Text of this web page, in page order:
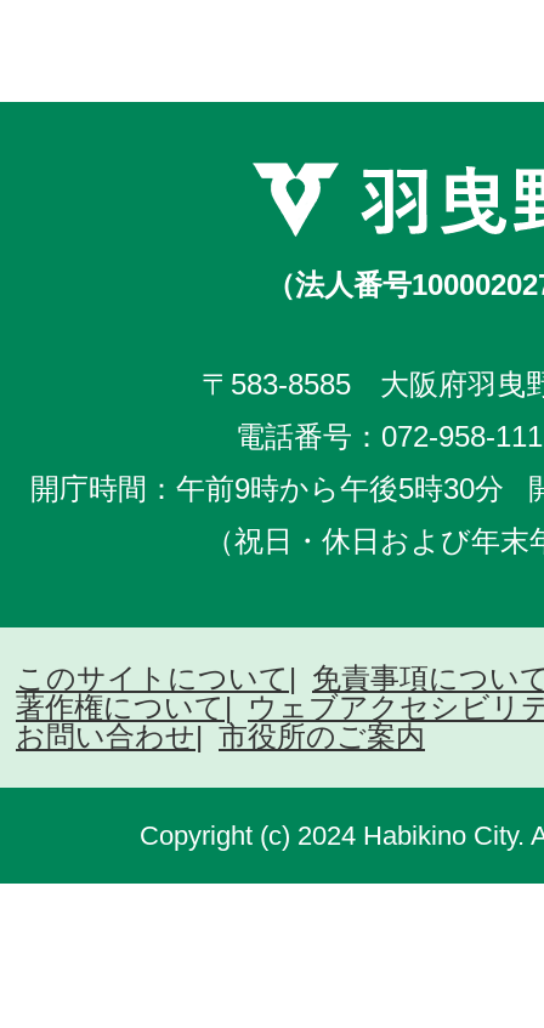
（法人番号
〒583-8585 大阪府羽曳
電話番号： 072-958-
開庁時間：午前9時から午後5時30分
（祝日・休日および年
このサイトについて
免責事項につい
著作権について
ウェブアクセシビリ
お問い合わせ
市役所のご案内
Copyright (c) 2024 Habikino City.